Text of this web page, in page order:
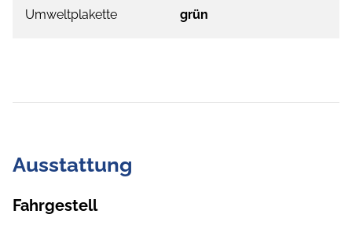
Umweltplakette grün
Ausstattung
Fahrgestell